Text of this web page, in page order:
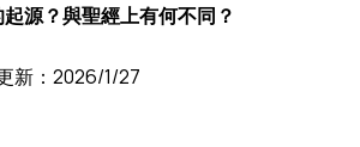
源？與聖經上有何不同？
新： 2026/1/27